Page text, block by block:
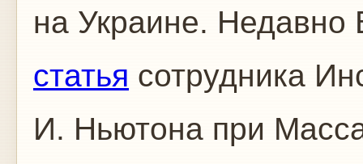
на Украине.
статья сотрудника
И. Ньютона при